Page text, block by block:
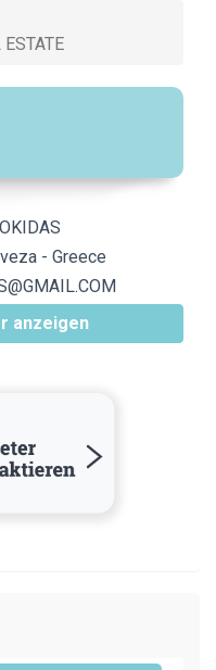
- Greece
anzeigen